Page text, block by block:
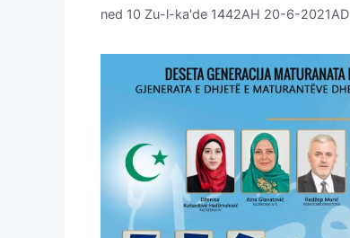
ned 10 Zu-l-ka'de 1442AH 20-6-2021AD